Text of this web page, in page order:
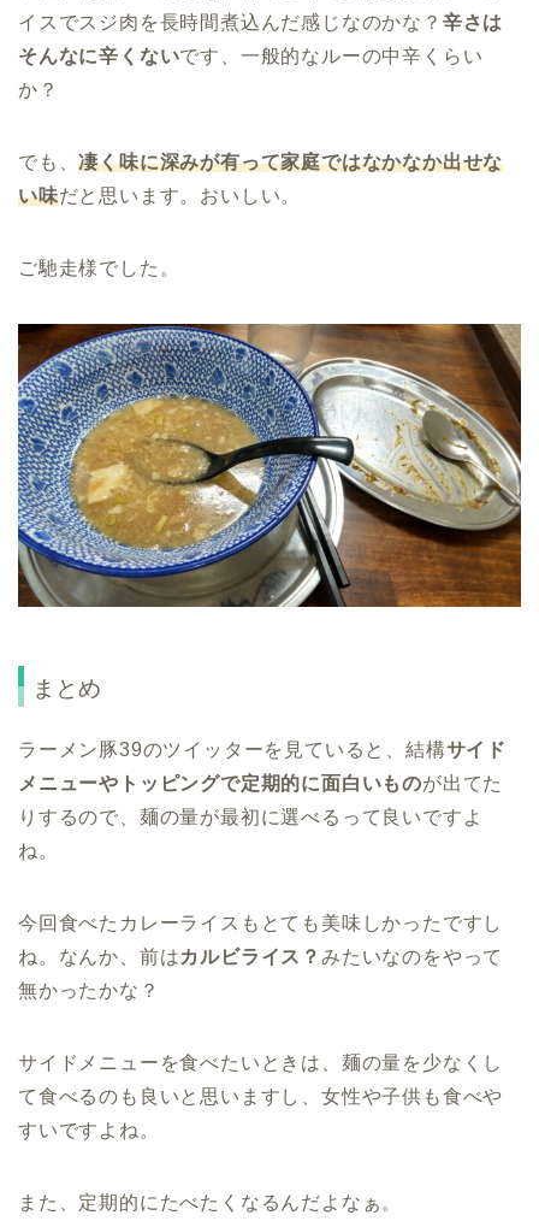
イスでスジ肉を長時間煮込んだ感じなのかな？ 辛さは
そんなに辛くないです、一般的なルーの中辛くらい
か？
でも、凄く味に深みが有って家庭ではなかなか出せな
い味だと思います。おいしい。
ご馳走様でした。
まとめ
ラーメン豚39のツイッターを見ていると、結構サイド
メニューやトッピングで定期的に面白いものが出てた
りするので、麺の量が最初に選べるって良いですよ
ね。
今回食べたカレーライスもとても美味しかったですし
ね。なんか、前はカルビライス？みたいなのをやって
無かったかな？
サイドメニューを食べたいときは、麺の量を少なくし
て食べるのも良いと思いますし、女性や子供も食べや
すいですよね。
また、定期的にたべたくなるんだよなぁ。